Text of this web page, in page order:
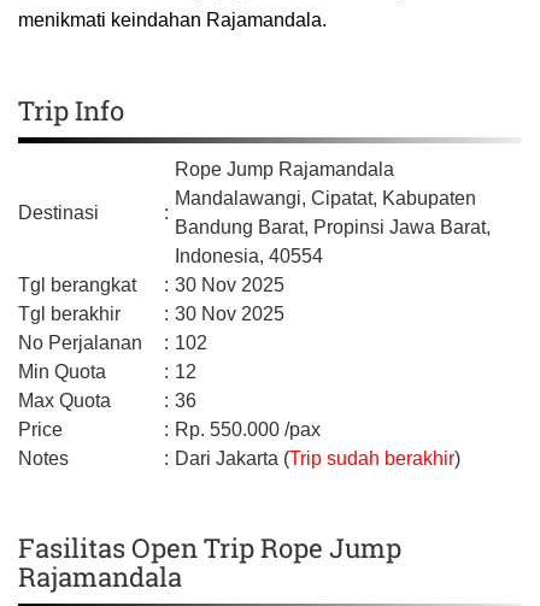
menikmati keindahan Rajamandala.
Trip Info
Destinasi :
Rope Jump Rajamandala
Mandalawangi, Cipatat, Kabupaten
Bandung Barat, Propinsi Jawa Barat,
Indonesia, 40554
Tgl berangkat
: 30 Nov 2025
Tgl berakhir
: 30 Nov 2025
No Perjalanan
: 102
Min Quota
: 12
Max Quota
: 36
Price
: Rp. 550.000 /pax
Notes
: Dari Jakarta (Trip sudah berakhir)
Fasilitas Open Trip Rope Jump
Rajamandala